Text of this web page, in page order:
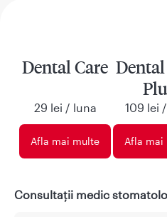
Dental Care
29 lei / luna 109 lei
Afla mai multe Afla mai
Consultații medic